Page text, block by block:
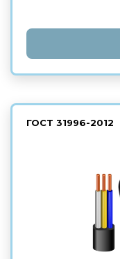
ГОСТ 31996-2012